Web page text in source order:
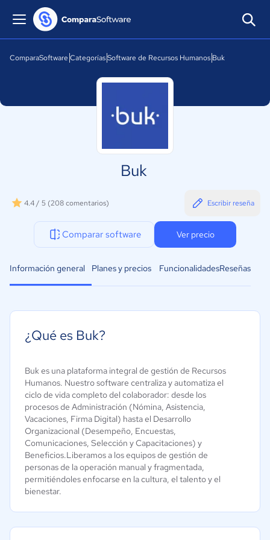
ComparaSoftware CategoríasSoftware de Recursos Humanos Buk
Buk
4.4 / 5 (208 comentarios) Escribir reseña
Comparar software Ver precio
Información general Planes y precios FuncionalidadesReseñas
¿Qué es Buk?
Buk es una plataforma integral de gestión de Recursos
Humanos. Nuestro software centraliza y automatiza el
ciclo de vida completo del colaborador: desde los
procesos de Administración (Nómina, Asistencia,
Vacaciones, Firma Digital) hasta el Desarrollo
Organizacional (Desempeño, Encuestas,
Comunicaciones, Selección y Capacitaciones) y
Beneficios.Liberamos a los equipos de gestión de
personas de la operación manual y fragmentada,
permitiéndoles enfocarse en la cultura, el talento y el
bienestar.